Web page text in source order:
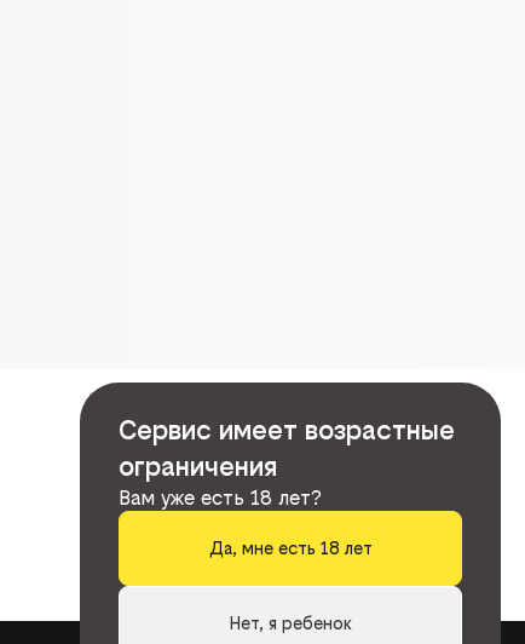
Сервис имеет возрастные
ограничения
Вам уже есть 18 лет?
Да, мне есть 18 лет
Нет, я ребенок